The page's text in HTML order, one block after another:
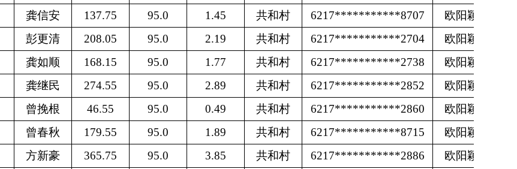
龚信安 137.75 95.0 1.45 共和村 6217***********8707
欧阳颖
彭更清 208.05 95.0 2.19 共和村 6217***********2704
欧阳颖
龚如顺 168.15 95.0 1.77 共和村 6217***********2738
欧阳颖
龚继民 274.55 95.0 2.89 共和村 6217***********2852
欧阳颖
曾挽根 46.55 95.0 0.49 共和村 6217***********2860
欧阳颖
曾春秋 179.55 95.0 1.89 共和村 6217***********8715
欧阳颖
方新豪 365.75 95.0 3.85 共和村 6217***********2886
欧阳颖